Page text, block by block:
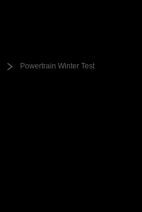
Powertrain Winter Test